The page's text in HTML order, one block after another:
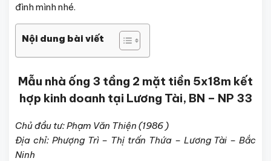
đình mình nhé.
Nội dung bài viết
Mẫu nhà ống 3 tầng 2 mặt tiền 5x18m kết
hợp kinh doanh tại Lương Tài, BN – NP 33
Chủ đầu tư: Phạm Văn Thiện (1986 )
Địa chỉ: Phượng Trì – Thị trấn Thứa – Lương Tài – Bắc
Ninh